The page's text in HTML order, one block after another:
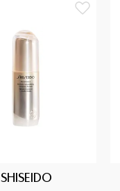
SHISEIDO